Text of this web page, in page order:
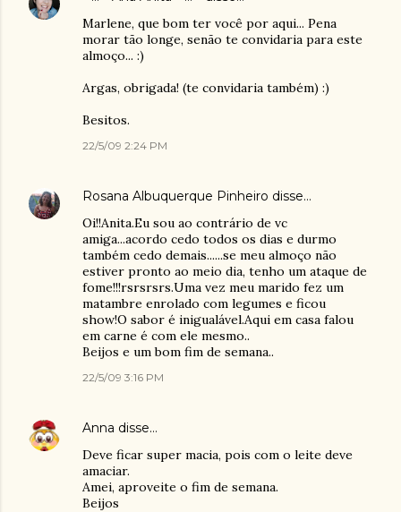
Marlene, que bom ter você por aqui... Pena
morar tão longe, senão te convidaria para este
almoço... :)
Argas, obrigada! (te convidaria também) :)
Besitos.
22/5/09 2:24 PM
Rosana Albuquerque Pinheiro disse…
Oi!!Anita.Eu sou ao contrário de vc
amiga...acordo cedo todos os dias e durmo
também cedo demais......se meu almoço não
estiver pronto ao meio dia, tenho um ataque de
fome!!!rsrsrsrs.Uma vez meu marido fez um
matambre enrolado com legumes e ficou
show!O sabor é inigualável.Aqui em casa falou
em carne é com ele mesmo..
Beijos e um bom fim de semana..
22/5/09 3:16 PM
Anna disse…
Deve ficar super macia, pois com o leite deve
amaciar.
Amei, aproveite o fim de semana.
Beijos